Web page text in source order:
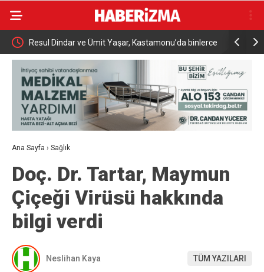
Resul Dindar ve Ümit Yaşar, Kastamonu’da binlerce
vatandaşa unutulmaz bir gece yaşattı
Ana Sayfa › Sağlık
Doç. Dr. Tartar, Maymun
Çiçeği Virüsü hakkında
bilgi verdi
Neslihan Kaya TÜM YAZILARI